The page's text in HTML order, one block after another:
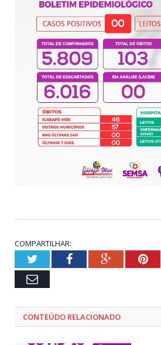
COMPARTILHAR:
TwitterFacebookGoogle+
Email
CONTEÚDO RELACIONADO